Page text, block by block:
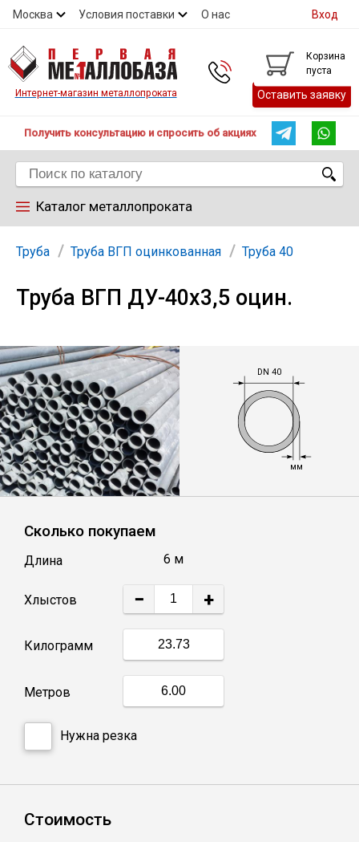
Москва Условия поставки О нас
Контакты
Вход
Интернет-магазин металлопроката
Корзина
пуста
Оставить заявку
Получить консультацию и спросить об акциях
Каталог металлопроката
Арматура
Труба
Лист
Уголок
Балка
Полоса
Квадрат стальной
Труба профильная
Швеллер
Сетка кладочная
Труба Труба ВГП оцинкованная Труба 40
Труба ВГП ДУ-40х3,5 оцин.
DN 40
мм
Сколько покупаем
Длина 6 м
Хлыстов − +
Килограмм
Метров
Нужна резка
Стоимость